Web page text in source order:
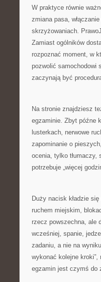
W praktyce równie
zmiana pasa,
skrzyżowaniach.
Zamiast ogólników
rozpoznać moment, w
pozwolić samochodowi
zaczynają być
Na stronie znajdziesz
egzaminie. Zbyt późne
lusterkach, nerwowe
zapominanie o
ocenia, tylko tłumaczy,
potrzebuje „więcej
Duży nacisk kładzie
ruchem miejskim,
rzecz powszechna, ale
wcześniej, spanie,
zadaniu, a nie na
wykonać kolejne
egzamin jest czymś do